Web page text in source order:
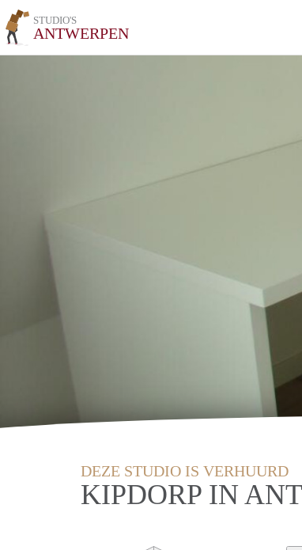
STUDIO'S
ANTWERPEN
DEZE STUDIO IS VERHUURD
KIPDORP IN